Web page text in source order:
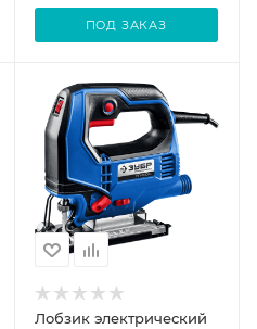
ПОД ЗАКАЗ
Лобзик электрический